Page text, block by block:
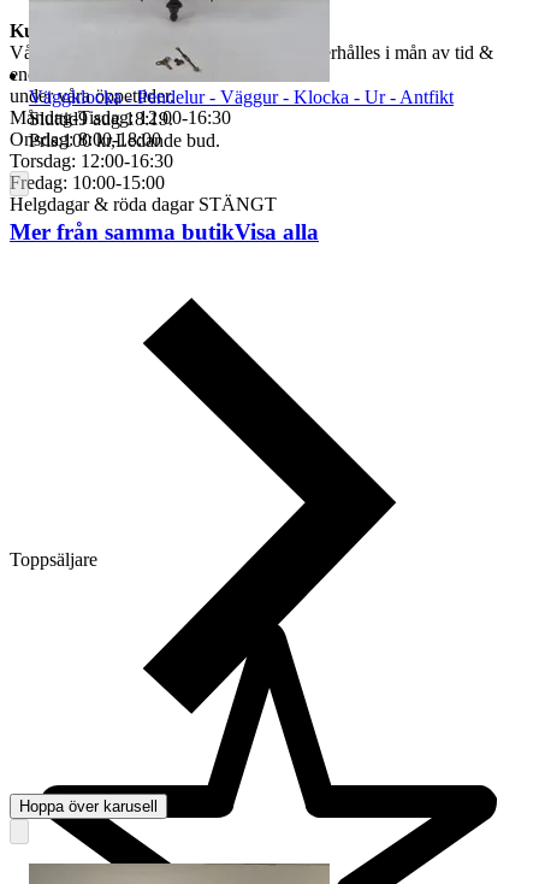
Kundservice & Öppettider
Vår kundservice bedrivs via e-post. Svar erhålles i mån av tid &
endast
under våra öppettider.
Måndag-Tisdag: 12:00-16:30
Onsdag: 8:00-18:00
Torsdag: 12:00-16:30
Fredag: 10:00-15:00
Helgdagar & röda dagar STÄNGT
Toppsäljare
Väggklocka - Pendelur - Väggur - Klocka - Ur - Antfikt
Sluttid9 aug 18:19.
Pris:100 kr,Ledande bud.
Mer från samma butikVisa alla
Hoppa över karusell